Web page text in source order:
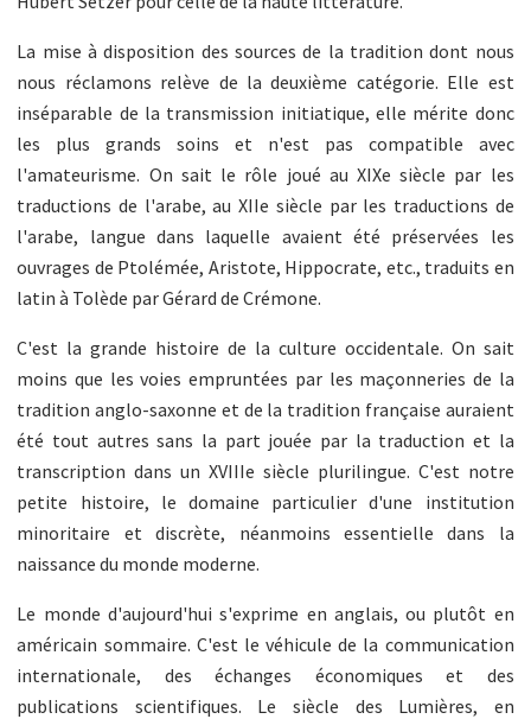
La mise à disposition des sources de la tradition dont nous
nous réclamons relève de la deuxième catégorie. Elle est
inséparable de la transmission initiatique, elle mérite donc
les plus grands soins et n'est pas compatible avec
l'amateurisme. On sait le rôle joué au XIXe siècle par les
traductions de l'arabe, au XIIe siècle par les traductions de
l'arabe, langue dans laquelle avaient été préservées les
ouvrages de Ptolémée, Aristote, Hippocrate, etc., traduits en
latin à Tolède par Gérard de Crémone.
C'est la grande histoire de la culture occidentale. On sait
moins que les voies empruntées par les maçonneries de la
tradition anglo-saxonne et de la tradition française auraient
été tout autres sans la part jouée par la traduction et la
transcription dans un XVIIIe siècle plurilingue. C'est notre
petite histoire, le domaine particulier d'une institution
minoritaire et discrète, néanmoins essentielle dans la
naissance du monde moderne.
Le monde d'aujourd'hui s'exprime en anglais, ou plutôt en
américain sommaire. C'est le véhicule de la communication
internationale, des échanges économiques et des
publications scientifiques. Le siècle des Lumières, en